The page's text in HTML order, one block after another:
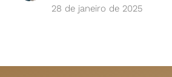
28 de janeiro de 2025